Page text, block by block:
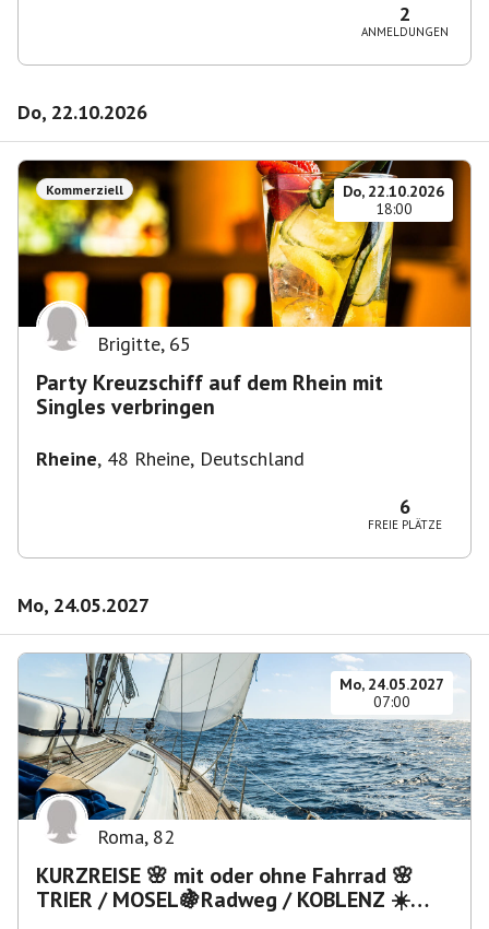
2
ANMELDUNGEN
Do, 22.10.2026
Kommerziell
Do, 22.10.2026
18:00
Brigitte, 65
Party Kreuzschiff auf dem Rhein mit
Singles verbringen
Rheine, 48 Rheine, Deutschland
6
FREIE PLÄTZE
Mo, 24.05.2027
Mo, 24.05.2027
07:00
Roma, 82
KURZREISE 🌸 mit oder ohne Fahrrad 🌸
TRIER / MOSEL🍇Radweg / KOBLENZ ☀️